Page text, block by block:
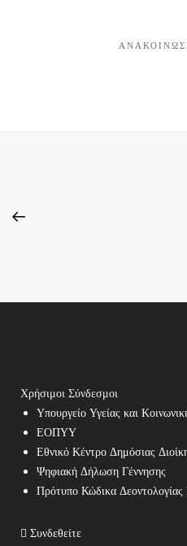
Χρήσιμοι Σύνδεσμοι
Υπουργείο Υγείας και
ΕΟΠΥΥ
Εθνικό Κέντρο Δημόσιας
Ψηφιακή Δήλωση Γέννησης
Πρότυπο Κώδικα
Συνδεθείτε